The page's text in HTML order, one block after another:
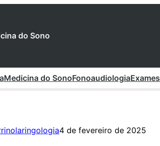
do Sono
Medicina do SonoFonoaudiologiaExames
4 de fevereiro de 2025